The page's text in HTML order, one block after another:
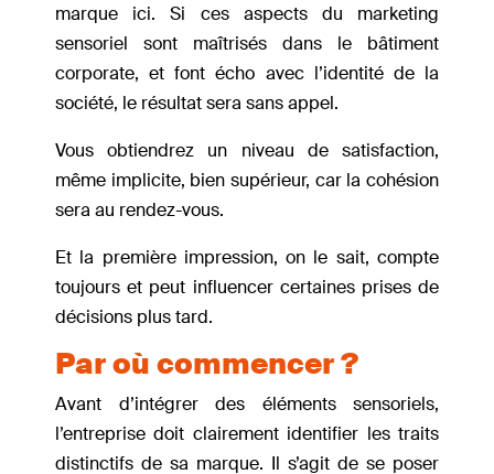
marque ici. Si ces aspects du marketing
sensoriel sont maîtrisés dans le bâtiment
corporate, et font écho avec l’identité de la
société, le résultat sera sans appel.
Vous obtiendrez un niveau de satisfaction,
même implicite, bien supérieur, car la cohésion
sera au rendez-vous.
Et la première impression, on le sait, compte
toujours et peut influencer certaines prises de
décisions plus tard.
Par où commencer ?
Avant d’intégrer des éléments sensoriels,
l’entreprise doit clairement identifier les traits
distinctifs de sa marque. Il s’agit de se poser